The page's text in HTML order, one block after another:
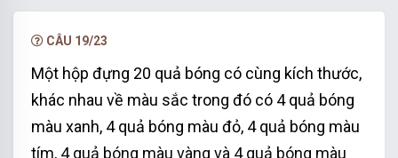
CÂU 19/23
Một hộp đựng 20 quả bóng có cùng kích thước,
khác nhau về màu sắc trong đó có 4 quả bóng
màu xanh, 4 quả bóng màu đỏ, 4 quả bóng màu
tím, 4 quả bóng màu vàng và 4 quả bóng màu